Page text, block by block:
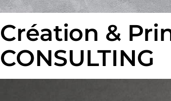
Création &
CONSULTING